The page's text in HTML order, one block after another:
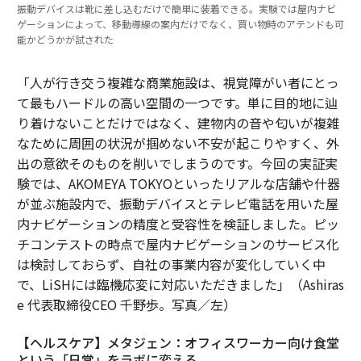
振動デバイスは靴に差し込むだけで簡単に装着できる。実験では屋内ナビ
ゲーションによって、移動導線の案内だけでなく、買い物時のアテンドも可
能かどうかが試された
「人が行き交う複雑な商業施設は、視覚障がい者にとっ
て最もハードルの高い空間の一つです。単に目的地に辿
り着けないことだけではなく、建物内の音や匂いが複雑
なために周囲の状況が掴めない不安が起こりやすく、外
出の意欲そのものを削いでしまうのです。今回の実証実
験では、AKOMEYA TOKYOといったリアルな店舗や什器
が並ぶ施設内で、振動デバイスとテレビ電話を用いた屋
内ナビゲーションの精度と受容性を検証しました。ピッ
チコンテストの時点で屋内ナビゲーションのサービス化
は検討しておらず、自社の事業内容が変化していく中
で、LiSHには臨機応変に対応いただきました」（Ashiras
e 代表取締役CEO 千野歩。写真／左）
【ヘルスケア】メタジェン：オフィスワーカー向け食堂